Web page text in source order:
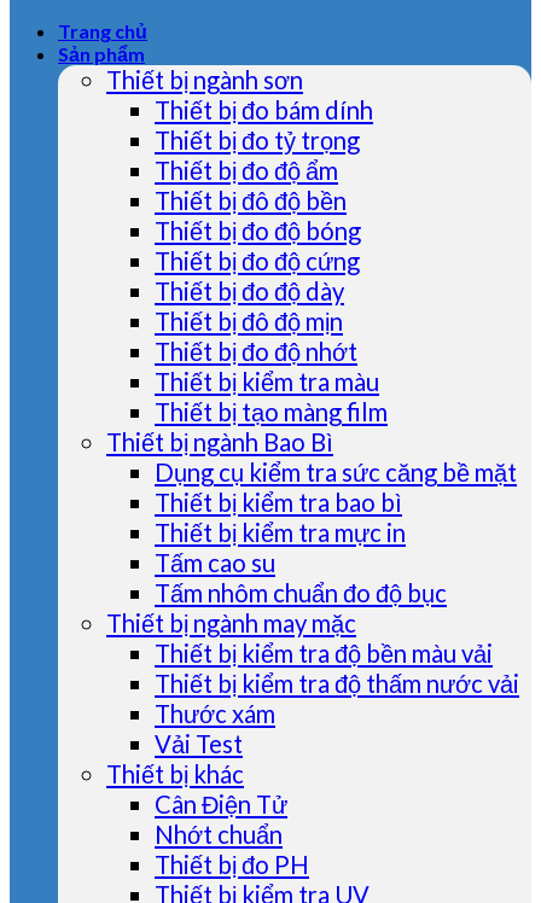
Trang chủ
Sản phẩm
Thiết bị ngành sơn
Thiết bị đo bám dính
Thiết bị đo tỷ trọng
Thiết bị đo độ ẩm
Thiết bị đô độ bền
Thiết bị đo độ bóng
Thiết bị đo độ cứng
Thiết bị đo độ dày
Thiết bị đô độ mịn
Thiết bị đo độ nhớt
Thiết bị kiểm tra màu
Thiết bị tạo màng film
Thiết bị ngành Bao Bì
Dụng cụ kiểm tra sức căng bề mặt
Thiết bị kiểm tra bao bì
Thiết bị kiểm tra mực in
Tấm cao su
Tấm nhôm chuẩn đo độ bục
Thiết bị ngành may mặc
Thiết bị kiểm tra độ bền màu vải
Thiết bị kiểm tra độ thấm nước vải
Thước xám
Vải Test
Thiết bị khác
Cân Điện Tử
Nhớt chuẩn
Thiết bị đo PH
Thiết bị kiểm tra UV